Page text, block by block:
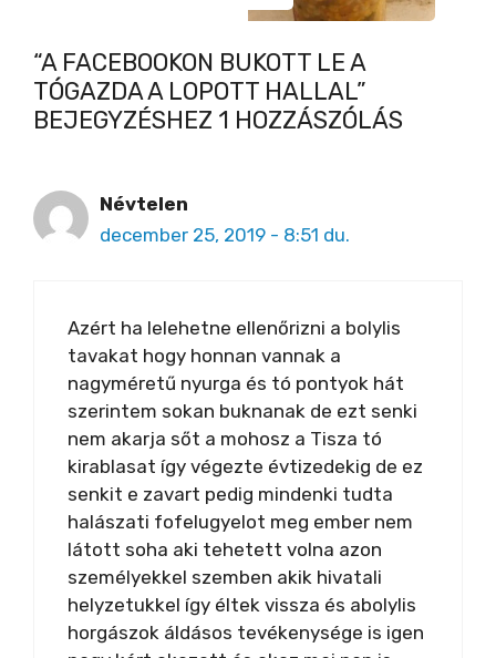
“A FACEBOOKON BUKOTT LE A
TÓGAZDA A LOPOTT HALLAL”
BEJEGYZÉSHEZ 1 HOZZÁSZÓLÁS
Névtelen
december 25, 2019 - 8:51 du.
Azért ha lelehetne ellenőrizni a bolylis
tavakat hogy honnan vannak a
nagyméretű nyurga és tó pontyok hát
szerintem sokan buknanak de ezt senki
nem akarja sőt a mohosz a Tisza tó
kirablasat így végezte évtizedekig de ez
senkit e zavart pedig mindenki tudta
halászati fofelugyelot meg ember nem
látott soha aki tehetett volna azon
személyekkel szemben akik hivatali
helyzetukkel így éltek vissza és abolylis
horgászok áldásos tevékenysége is igen